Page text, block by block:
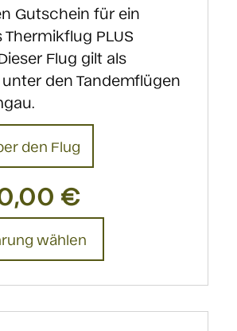
Gutschein für ein
Thermikflug PLUS
Flug gilt als
den Tandemflügen
den Flug
€
wählen
Varianten